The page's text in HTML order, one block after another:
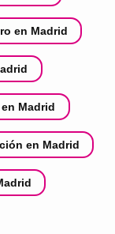
en Madrid
Madrid
en Madrid